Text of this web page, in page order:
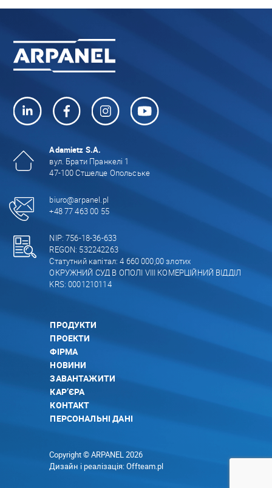
Adamietz S.A.
вул. Брати Пранкелі 1
47-100 Стшелце Опольське
biuro@arpanel.pl
+48 77 463 00 55
NIP: 756-18-36-633
REGON: 532242263
Статутний капітал: 4 660 000,00 злотих
ОКРУЖНИЙ СУД В ОПОЛІ VIII КОМЕРЦІЙНИЙ ВІДДІЛ
KRS: 0001210114
ПРОДУКТИ
ПРОЕКТИ
ФІРМА
НОВИНИ
ЗАВАНТАЖИТИ
КАР’ЄРА
КОНТАКТ
ПЕРСОНАЛЬНІ ДАНІ
Copyright © ARPANEL 2026
Дизайн і реалізація:Offteam.pl